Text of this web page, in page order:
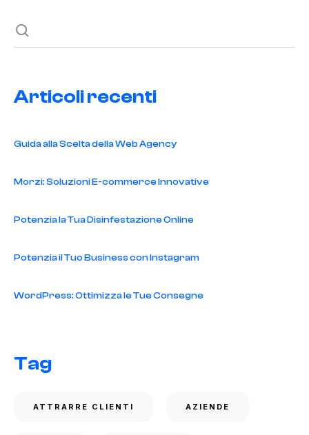
Articoli recenti
Guida alla Scelta della Web Agency
Morzi: Soluzioni E-commerce Innovative
Potenzia la Tua Disinfestazione Online
Potenzia il Tuo Business con Instagram
WordPress: Ottimizza le Tue Consegne
Tag
ATTRARRE CLIENTI AZIENDE